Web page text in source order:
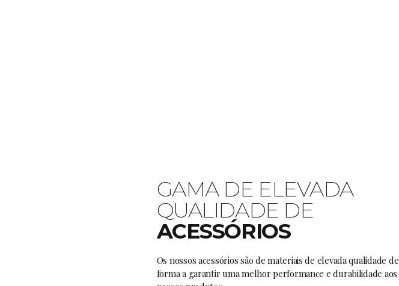
GAMA DE ELEVADA
QUALIDADE DE
ACESSÓRIOS
Os nossos acessórios são de materiais de elevada qualidade de
forma a garantir uma melhor performance e durabilidade aos